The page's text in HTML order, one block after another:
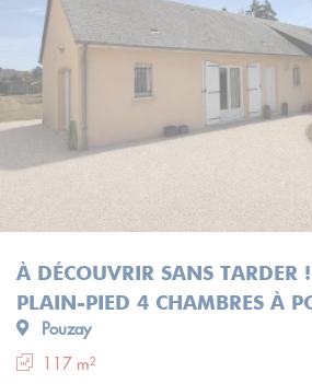
À DÉCOUVRIR SANS TARDER
PLAIN-PIED 4 CHAMBRES À
Pouzay
117 m²